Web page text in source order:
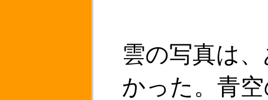
雲の写真は
かった。青